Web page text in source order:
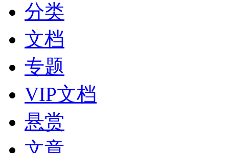
分类
文档
专题
VIP文档
悬赏